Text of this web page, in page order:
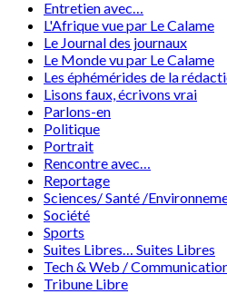
Entretien avec…
L'Afrique vue par Le Calame
Le Journal des journaux
Le Monde vu par Le Calame
Les éphémérides de la
Lisons faux, écrivons vrai
Parlons-en
Politique
Portrait
Rencontre avec…
Reportage
Sciences/ Santé /
Société
Sports
Suites Libres… Suites Libres
Tech & Web /
Tribune Libre